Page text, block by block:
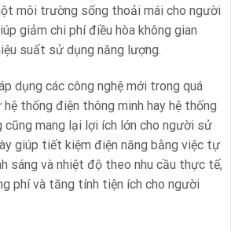
môi trường sống thoải mái cho người
giảm chi phí điều hòa không gian
suất sử dụng năng lượng.
dụng các công nghệ mới trong quá
thống điện thông minh hay hệ thống
mang lại lợi ích lớn cho người sử
giúp tiết kiệm điện năng bằng việc tự
sáng và nhiệt độ theo nhu cầu thực tế,
phí và tăng tính tiện ích cho người